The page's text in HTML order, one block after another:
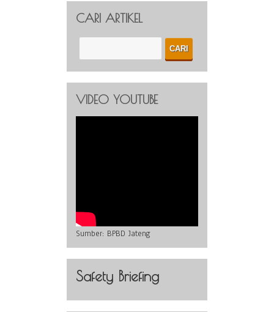
CARI ARTIKEL
VIDEO YOUTUBE
Sumber: BPBD Jateng
Safety Briefing